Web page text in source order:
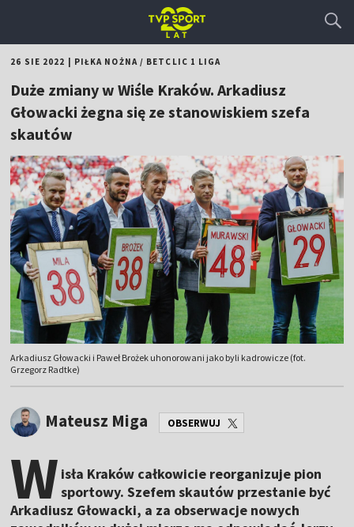
26 SIE 2022 PIŁKA NOŻNA/ BETCLIC 1 LIGA
Duże zmiany w Wiśle Kraków. Arkadiusz
Głowacki żegna się ze stanowiskiem szefa
skautów
Arkadiusz Głowacki i Paweł Brożek uhonorowani jako byli kadrowicze (fot.
Grzegorz Radtke)
Mateusz Miga OBSERWUJ
W isła Kraków całkowicie reorganizuje pion
sportowy. Szefem skautów przestanie być
Arkadiusz Głowacki, a za obserwacje nowych